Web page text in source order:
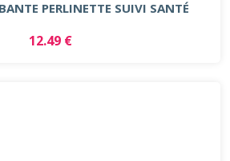
PERLINETTE SUIVI SANTÉ
12.49 €